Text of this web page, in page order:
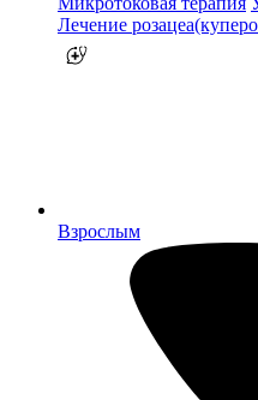
Лечение
Взрослым